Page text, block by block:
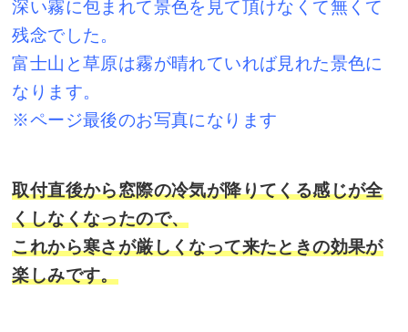
深い霧に包まれて景色を見て頂けなくて無くて
残念でした。
富士山と草原は霧が晴れていれば見れた景色に
なります。
※ページ最後のお写真になります
取付直後から窓際の冷気が降りてくる感じが全
くしなくなったので、
これから寒さが厳しくなって来たときの効果が
楽しみです。